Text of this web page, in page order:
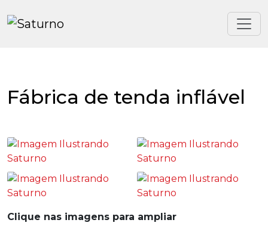
Fábrica de tenda inflável
Clique nas imagens para ampliar